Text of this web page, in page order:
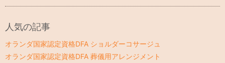
人気の記事
オランダ国家認定資格DFA ショルダーコサージュ
オランダ国家認定資格DFA 葬儀用アレンジメント